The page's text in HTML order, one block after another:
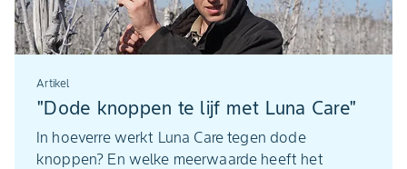
Artikel
"Dode knoppen te lijf met Luna Care"
In hoeverre werkt Luna Care tegen dode
knoppen? En welke meerwaarde heeft het